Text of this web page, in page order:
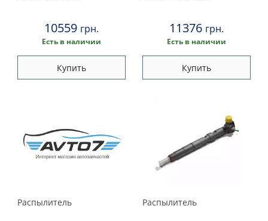
10559 грн.
Есть в наличии
Купить
11376 грн.
Есть в наличии
Купить
Распылитель Распылитель